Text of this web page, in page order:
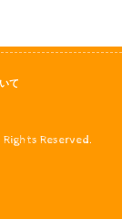
て
Rights Reserved.